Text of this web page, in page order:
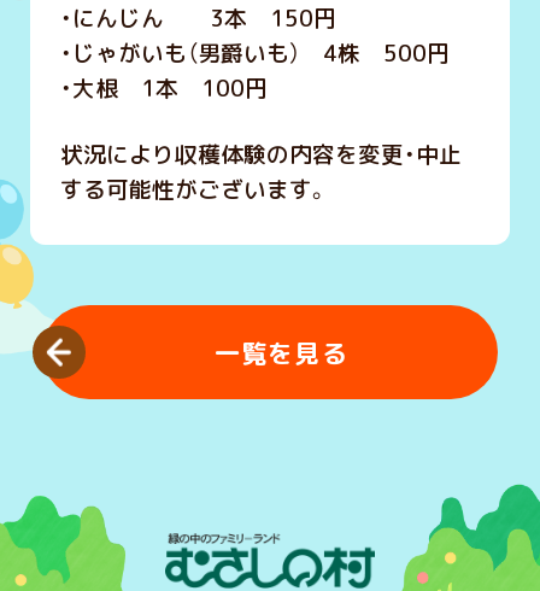
・にんじん 3本 150円
・じゃがいも（男爵いも） 4株 500円
・大根 1本 100円
状況により収穫体験の内容を変更・中止
する可能性がございます。
一覧を見る